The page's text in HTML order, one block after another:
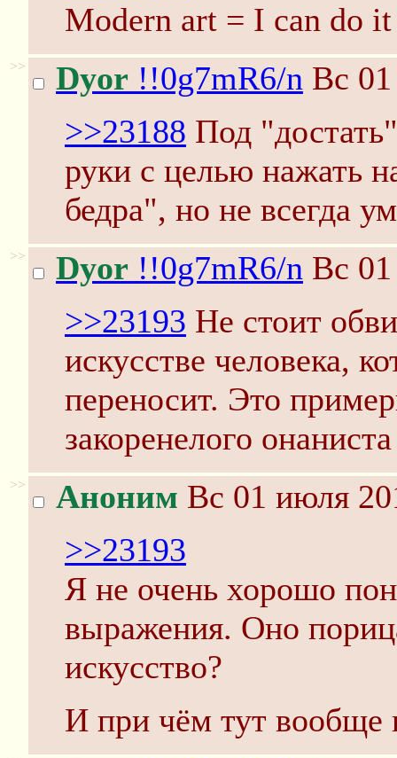
Modern art = I can do
>> Dyor !!0g7mR6/n Вс
>>23188 Под
руки с целью нажать
бедра", но не всегда
>> Dyor !!0g7mR6/n Вс
>>23193 Не стоит
искусстве человека,
переносит. Это
закоренелого
>> Аноним Вс 01 июля
>>23193
Я не очень хорошо
выражения. Оно
искусство?
И при чём тут вообще